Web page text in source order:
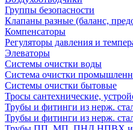
Группы безопасности
Клапаны разные (баланс,
Компенсаторы
Регуляторы давления и
Элеваторы
Системы очистки воды
Система очистки
Системы очистки бытовые
Тросы сантехнические,
Трубы и фитинги из нерж.
Трубы и фитинги из нерж.